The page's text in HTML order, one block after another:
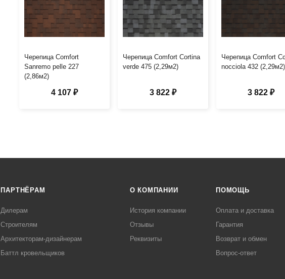
Черепица Comfort
Sanremo pelle 227
(2,86м2)
4 107 ₽
Черепица Comfort Cortina
verde 475 (2,29м2)
3 822 ₽
Черепица Comfort
nocciola 432 (2,29м2)
3 822 ₽
ПАРТНЁРАМ
Дилерам
Строителям
Архитекторам-дизайнерам
Баттл кровельщиков
О КОМПАНИИ
История компании
Отзывы
Реквизиты
ПОМОЩЬ
Оплата и доставка
Гарантия
Возврат и обмен
Вопрос-ответ